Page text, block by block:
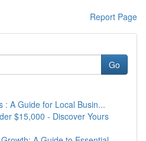
Report Page
Go
: A Guide for Local Busin...
$15,000 - Discover Yours